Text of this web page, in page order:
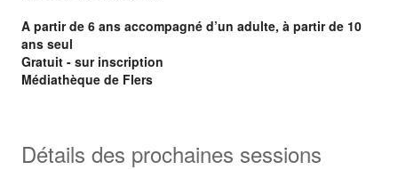
A partir de 6 ans accompagné d’un adulte, à partir de 10
ans seul
Gratuit - sur inscription
Médiathèque de Flers
Détails des prochaines sessions